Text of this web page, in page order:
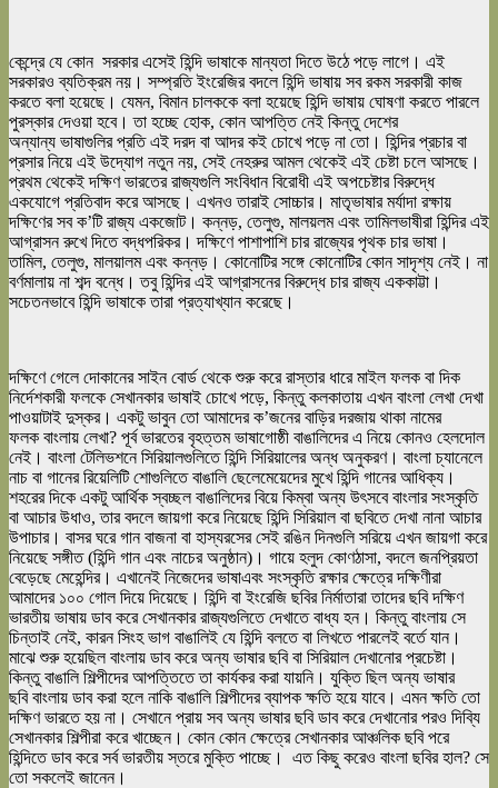
কেন্দ্রে যে কোন সরকার এসেই হিন্দি ভাষাকে মান্যতা দিতে উঠে পড়ে লাগে। এই
সরকারও ব্যতিক্রম নয়। সম্প্রতি ইংরেজির বদলে হিন্দি ভাষায় সব রকম সরকারী কাজ
করতে বলা হয়েছে। যেমন, বিমান চালককে বলা হয়েছে হিন্দি ভাষায় ঘোষণা করতে পারলে
পুরস্কার দেওয়া হবে। তা হচ্ছে হোক, কোন আপত্তি নেই কিন্তু দেশের
অন্যান্য ভাষাগুলির প্রতি এই দরদ বা আদর কই চোখে পড়ে না তো। হিন্দির প্রচার বা
প্রসার নিয়ে এই উদ্যোগ নতুন নয়, সেই নেহরুর আমল থেকেই এই চেষ্টা চলে আসছে।
প্রথম থেকেই দক্ষিণ ভারতের রাজ্যগুলি সংবিধান বিরোধী এই অপচেষ্টার বিরুদ্ধে
একযোগে প্রতিবাদ করে আসছে। এখনও তারাই সোচ্চার। মাতৃভাষার মর্যাদা রক্ষায়
দক্ষিণের সব ক’টি রাজ্য একজোট। কন্নড়, তেলুগু, মালয়লম এবং তামিলভাষীরা হিন্দির এই
আগ্রাসন রুখে দিতে বদ্ধপরিকর। দক্ষিণে পাশাপাশি চার রাজ্যের পৃথক চারভাষা ।
তামিল, তেলুগু, মালয়ালম এবং কন্নড়। কোনোটির সঙ্গে কোনোটির কোন সাদৃশ্য নেই। না
বর্ণমালায় না শব্দ বন্ধে। তবু হিন্দির এই আগ্রাসনের বিরুদ্ধে চার রাজ্য এককাট্টা।
সচেতনভাবে হিন্দি ভাষাকে তারা প্রত্যাখ্যান করেছে।
দক্ষিণে গেলে দোকানের সাইন বোর্ড থেকে শুরু করে রাস্তার ধারে মাইল ফলক বা দিক
নির্দেশকারী ফলকে সেখানকারভাষাই চোখে পড়ে, কিন্তু কলকাতায় এখনবাংলা লেখা দেখা
পাওয়াটাই দুস্কর। একটু ভাবুন তো আমাদের ক’জনের বাড়ির দরজায় থাকা নামের
ফলক বাংলায় লেখা? পূর্ব ভারতের বৃহত্তমভাষাগোষ্ঠী বাঙালিদের এ নিয়ে কোনও হেলদোল
নেই। বাংলা টেলিভশনে সিরিয়ালগুলিতে হিন্দি সিরিয়ালের অন্ধ অনুকরণ। বাংলাচ্যানেলে
নাচ বা গানের রিয়েলিটি শোগুলিতে বাঙালি ছেলেমেয়েদের মুখে হিন্দি গানের আধিক্য।
শহরের দিকে একটু আর্থিক স্বচ্ছল বাঙালিদের বিয়ে কিম্বা অন্য উৎসবেবাংলার সংস্কৃতি
বা আচার উধাও, তার বদলে জায়গা করে নিয়েছে হিন্দি সিরিয়াল বা ছবিতে দেখা নানা আচার
উপাচার। বাসর ঘরে গান বাজনা বা হাস্যরসের সেই রঙিন দিনগুলি সরিয়ে এখন জায়গা করে
নিয়েছে সঙ্গীত (হিন্দি গান এবং নাচের অনুষ্ঠান)। গায়ে হলুদ কোণঠাসা, বদলে জনপ্রিয়তা
বেড়েছে মেহেন্দির। এখানেই নিজেদেরভাষাএবং সংস্কৃতি রক্ষার ক্ষেত্রে দক্ষিণীরা
আমাদের ১০০ গোল দিয়ে দিয়েছে। হিন্দি বা ইংরেজি ছবির নির্মাতারা তাদের ছবি দক্ষিণ
ভারতীয় ভাষায় ডাব করে সেখানকার রাজ্যগুলিতে দেখাতে বাধ্য হন। কিন্তুবাংলায় সে
চিন্তাই নেই, কারন সিংহ ভাগ বাঙালিই যে হিন্দি বলতে বা লিখতে পারলেই বর্তে যান।
মাঝে শুরু হয়েছিলবাংলায় ডাব করে অন্য ভাষার ছবি বা সিরিয়াল দেখানোর প্রচেষ্টা।
কিন্তু বাঙালি শিল্পীদের আপত্তিতে তা কার্যকর করা যায়নি। যুক্তি ছিল অন্য ভাষার
ছবিবাংলায় ডাব করা হলে নাকি বাঙালি শিল্পীদের ব্যাপক ক্ষতি হয়ে যাবে। এমন ক্ষতি তো
দক্ষিণ ভারতে হয় না। সেখানে প্রায় সব অন্য ভাষার ছবি ডাব করে দেখানোর পরও দিব্যি
সেখানকার শিল্পীরা করে খাচ্ছেন। কোন কোন ক্ষেত্রে সেখানকার আঞ্চলিক ছবি পরে
হিন্দিতে ডাব করে সর্ব ভারতীয় স্তরে মুক্তি পাচ্ছে। এত কিছু করেও বাংলা ছবির হাল? সে
তো সকলেই জানেন।